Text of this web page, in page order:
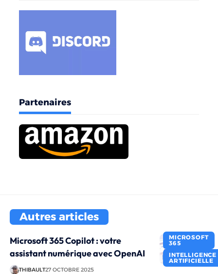
Partenaires
Autres articles
MICROSOFT
365
INTELLIGENCE
ARTIFICIELLE
Microsoft 365 Copilot : votre
assistant numérique avec OpenAI
THIBAULT27 OCTOBRE 2025